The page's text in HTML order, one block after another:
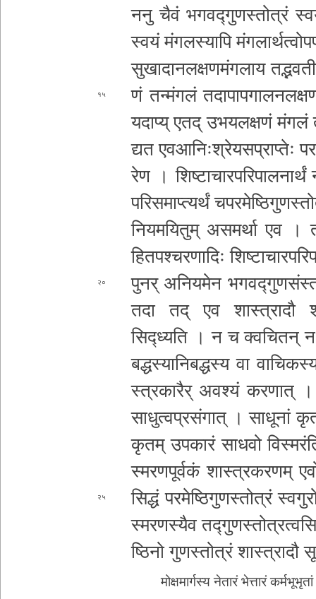
ननु चैवं भ­ग­व­द्गु­ण­स्तो­त्रं
स्वयं मं­ग­ल­स्या­पि
सु­खा­दा­न­ल­क्ष­ण­मं­ग­ला­य
१५
णं त­न्मं­ग­लं
यदाप्य् एतद् उ­भ­य­ल­क्ष­णं मंगलं
द्य­त ए­व­आ­निः­श्रे­य­सप्राप्तेः
रे­ण । शि­ष्टा­चा­र­प­रि­पा­ल­ना­र्थं
प­रि­स­मा­प्त्य­र्थं
नि­य­म­यि­तु­म् अ­स­म­र्थाएव ।
हि­त­प­श्च­र­णा­दिः
२०
पुनर् अ­नि­य­मे­न
तदा तद् एवशास्त्रादौ
सिद्ध्यति । न च क्व­चि­त­न्
ब­द्ध­स्या­नि­ब­द्ध­स्य वा
स्त्र­का­रै­र् अवश्यंक­र­णा­त् ।
सा­धु­त्व­प्र­सं­गा­त् । साधूनां
कृतम् उ­प­का­रं साधवो
स्म­र­ण­पू­र्व­कं
२५
शा­स्त्र­क­र­ण­म्
सि­द्धं प­र­मे­ष्ठि­गु­ण­स्तो­त्रं
स्म­र­ण­स्यै­व
ष्ठि­नो गु­ण­स्तो­त्रंशास्त्रादौ
मो­क्ष­मा­र्ग­स्य नेतारं भेत्तारं